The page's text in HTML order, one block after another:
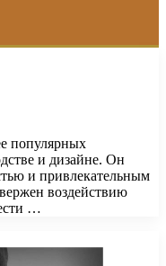
популярных
и дизайне. Он
и привлекательным
воздействию
…